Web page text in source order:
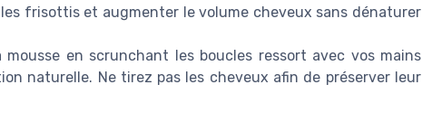
frisottis et augmenter le volume cheveux sans dénaturer
mousse en scrunchant les boucles ressort avec vos mains
naturelle. Ne tirez pas les cheveux afin de préserver leur